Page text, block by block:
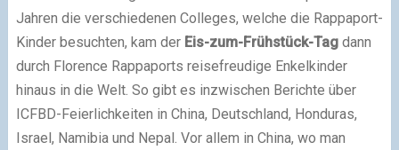
Jahren die verschiedenen Colleges, welche die Rappaport-
Kinder besuchten, kam der Eis-zum-Frühstück-Tagdann
durch Florence Rappaports reisefreudige Enkelkinder
hinaus in die Welt. So gibt es inzwischen Berichte über
ICFBD-Feierlichkeiten in China, Deutschland, Honduras,
Israel, Namibia und Nepal. Vor allem in China, wo man